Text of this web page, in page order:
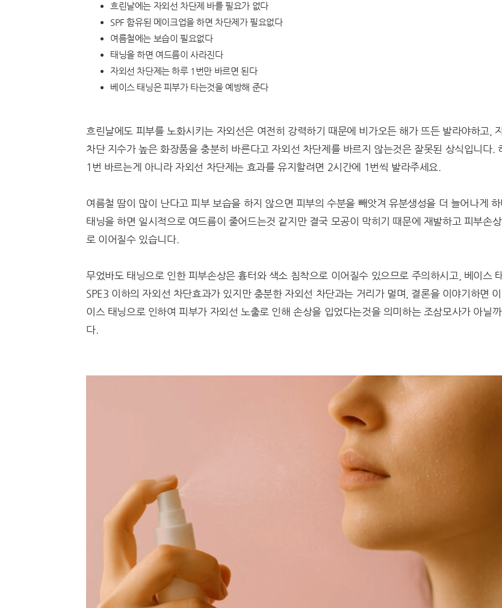
흐린날에는 자외선 차단제 바를 필요가 없다
SPF 함유된 메이크업을 하면 차단제가 필요없다
여름철에는 보습이 필요없다
태닝을 하면 여드름이 사라진다
자외선 차단제는 하루 1번만 바르면 된다
베이스 태닝은 피부가 타는것을 예방해 준다
흐린날에도 피부를 노화시키는 자외선은 여전히 강력하기 때문에 비가오든 해가 뜨든 발라야하고,
차단 지수가 높은 화장품을 충분히 바른다고 자외선 차단제를 바르지 않는것은 잘못된 상식입니다.
1번 바르는게 아니라 자외선 차단제는 효과를 유지할려면 2시간에 1번씩 발라주세요.
여름철 땀이 많이 난다고 피부 보습을 하지 않으면 피부의 수분을 빼앗겨 유분생성을 더 늘어나게 하
태닝을 하면 일시적으로 여드름이 줄어드는것 같지만 결국 모공이 막히기 때문에 재발하고 피부손상
로 이어질수 있습니다.
무었바도 태닝으로 인한 피부손상은 흉터와 색소 침착으로 이어질수 있으므로 주의하시고, 베이스
SPE3 이하의 자외선 차단효과가 있지만 충분한 자외선 차단과는 거리가 멀며, 결론을 이야기하면 이
이스 태닝으로 인하여 피부가 자외선 노출로 인해 손상을 입었다는것을 의미하는 조삼모사가 아닐까
다.